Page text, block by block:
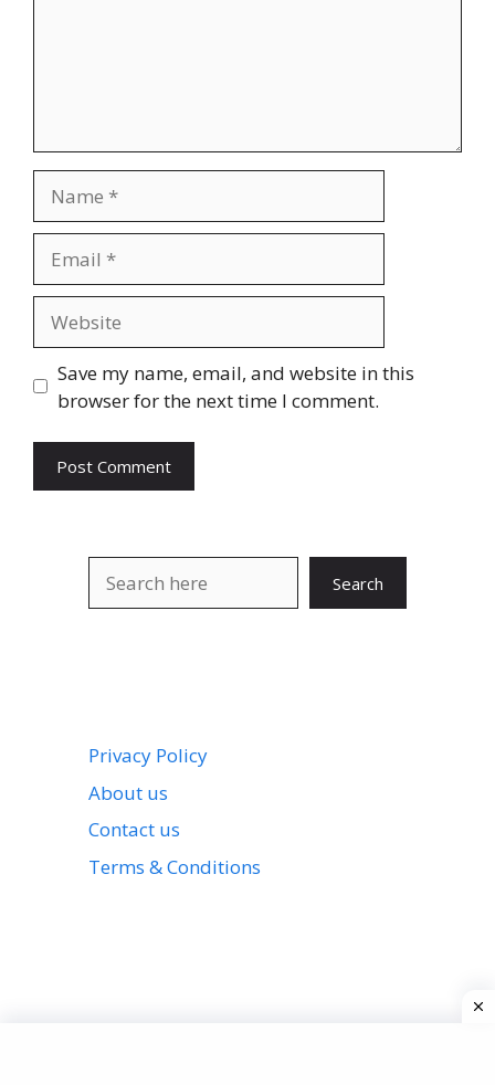
Save my name, email, and website in this
browser for the next time I comment.
Search
Privacy Policy
About us
Contact us
Terms & Conditions